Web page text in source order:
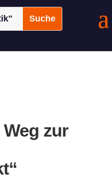
zur